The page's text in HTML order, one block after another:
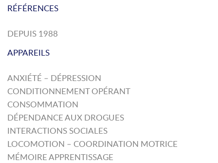
RÉFÉRENCES
DEPUIS 1988
APPAREILS
ANXIÉTÉ – DÉPRESSION
CONDITIONNEMENT OPÉRANT
CONSOMMATION
DÉPENDANCE AUX DROGUES
INTERACTIONS SOCIALES
LOCOMOTION – COORDINATION MOTRICE
MÉMOIRE APPRENTISSAGE